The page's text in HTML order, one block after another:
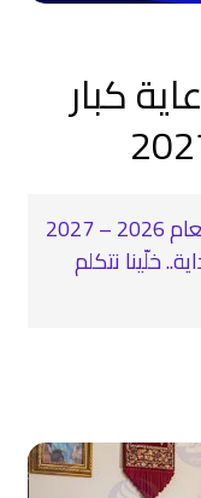
كبار
تمريض في المنزل لرعاية كبار السن لعام 2026 – 2027
خلّينا نتكلم